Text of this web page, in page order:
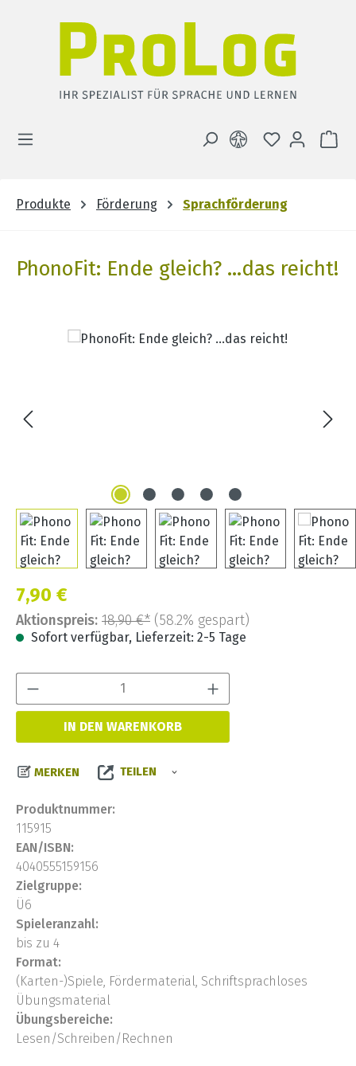
DU HAST 0
Produkte Förderung Sprachförderung
PhonoFit: Ende gleich? ...das reicht!
Bildergalerie überspringen
Verkaufspreis:
7,90 €
Aktionspreis: 18,90 €* (58.2% gespart)
Sofort verfügbar, Lieferzeit: 2-5 Tage
IN DEN WARENKORB
MERKEN TEILEN
Produktnummer:
115915
EAN/ISBN:
4040555159156
Zielgruppe:
Ü6
Spieleranzahl:
bis zu 4
Format:
(Karten-)Spiele, Fördermaterial, Schriftsprachloses
Übungsmaterial
Übungsbereiche:
Lesen/Schreiben/Rechnen